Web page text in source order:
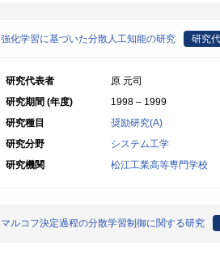
強化学習に基づいた分散人工知能の研究 研究
研究代表者
原 元司
研究期間 (年度)
1998 – 1999
研究種目
奨励研究(A)
研究分野
システム工学
研究機関
松江工業高等専門学校
マルコフ決定過程の分散学習制御に関する研究